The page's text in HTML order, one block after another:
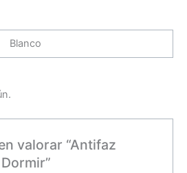
Blanco
valorar “Antifaz